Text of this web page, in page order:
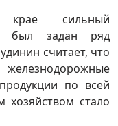
крае сильный
был задан ряд
считает, что
по всей
хозяйством стало